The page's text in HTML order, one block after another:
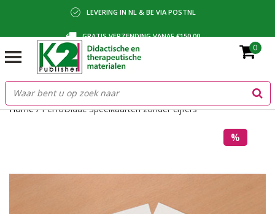
LEVERING IN NL & BE VIA POSTNL
GRATIS VERZENDING VANAF €150,00
BETALING VIA IDEAL, BANCONTACT OF FACTUUR
0
Home/PerfoDidac Speelkaarten zonder cijfers
%